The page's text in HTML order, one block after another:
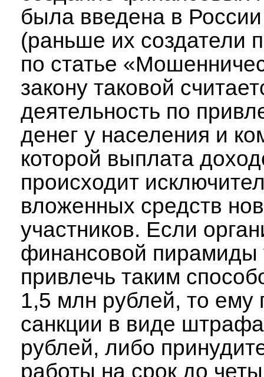
была введена в
(раньше их создатели
по статье
закону таковой
деятельность по
денег у населения и
которой выплата
происходит
вложенных средств
участников. Если
финансовой пирамиды
привлечь таким
1,5 млн рублей, то ему
санкции в виде
рублей, либо
работы на срок до